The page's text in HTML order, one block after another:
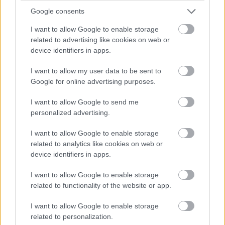
Google consents
I want to allow Google to enable storage
related to advertising like cookies on web or
device identifiers in apps.
I want to allow my user data to be sent to
Google for online advertising purposes.
I want to allow Google to send me
personalized advertising.
I want to allow Google to enable storage
related to analytics like cookies on web or
device identifiers in apps.
I want to allow Google to enable storage
related to functionality of the website or app.
I want to allow Google to enable storage
related to personalization.
Jelenleg egy olyan zsanért használ a Samsung, ami
nagyon élesen hajtja össze a kijelzőt, ennek
köszönhetően pedig a panelen a gyűrődés is meglátszik.
Ezzel szemben például az Oppo mérnökei egy "vízcsepp"
nem kell ennyire élesen hajtani a panelt, így a gyűrődés
sem annyira hangsúlyos.
Samsung Electronics plans to apply the "droplet"
hinge structure to the Galaxy Z Fold 5. Samsung
hinge + waterproof is finally here.
— Ice universe (@UniverseIce) January 15, 2023
Egy szivárogtató információi szerint valami ilyesmire
terveznek átállni a Samsungnál is a Z Fold következő